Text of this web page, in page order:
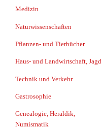
Medizin
Naturwissenschaften
Pflanzen- und Tierbücher
Haus- und Landwirtschaft, Jagd
Technik und Verkehr
Gastrosophie
Genealogie, Heraldik,
Numismatik